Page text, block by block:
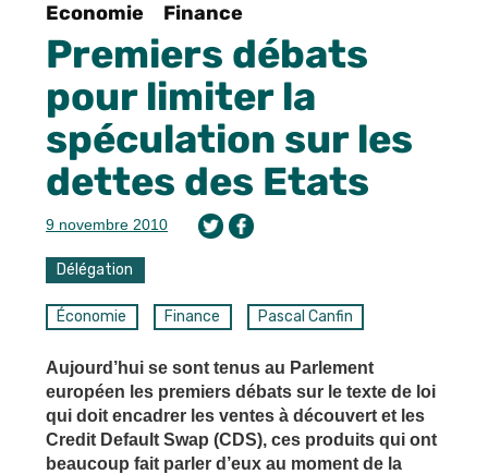
Economie Finance
Premiers débats
pour limiter la
spéculation sur les
dettes des Etats
9 novembre 2010
Délégation
Économie Finance Pascal Canfin
Aujourd’hui se sont tenus au Parlement
européen les premiers débats sur le texte de loi
qui doit encadrer les ventes à découvert et les
Credit Default Swap (CDS), ces produits qui ont
beaucoup fait parler d’eux au moment de la